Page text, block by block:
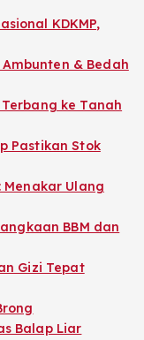
KDKMP,
& Bedah
ke Tanah
Pastikan Stok
Menakar Ulang
BBM dan
Gizi Tepat
Balap Liar